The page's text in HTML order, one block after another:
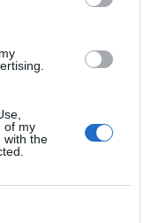
of my
with the